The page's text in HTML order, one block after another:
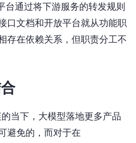
台通过将下游服务的转发规则
口文档和开放平台就从功能职
存在依赖关系，但职责分工不
当下，大模型落地更多产品
避免的，而对于在